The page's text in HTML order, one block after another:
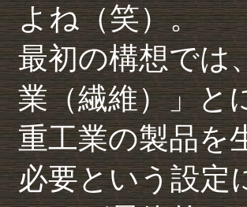
よね（笑）。
最初の構想では
業（繊維）」と
重工業の製品を
必要という設定